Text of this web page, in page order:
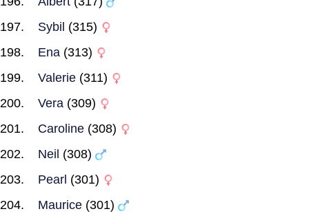
Sybil (315)
Ena (313)
Valerie (311)
Vera (309)
Caroline (308)
Neil (308)
Pearl (301)
Maurice (301)